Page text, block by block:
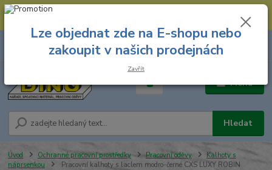
--- Spojovací materiál: 774 431 045 --- Prodejna nářadí: 731 449 423 --
Menu
Hledat
8.00 hod. - 16.00 hod.
za
Úvod Ochranné pracovní prostředky Pracovní oděvy
Kalhoty s
náprsenkou
Pracovní kalhoty s laclem modro-černé CXS LUXY ROBIN
Lze objednat zde na E-shopu nebo
zakoupit v našich prodejnách
Zavřít